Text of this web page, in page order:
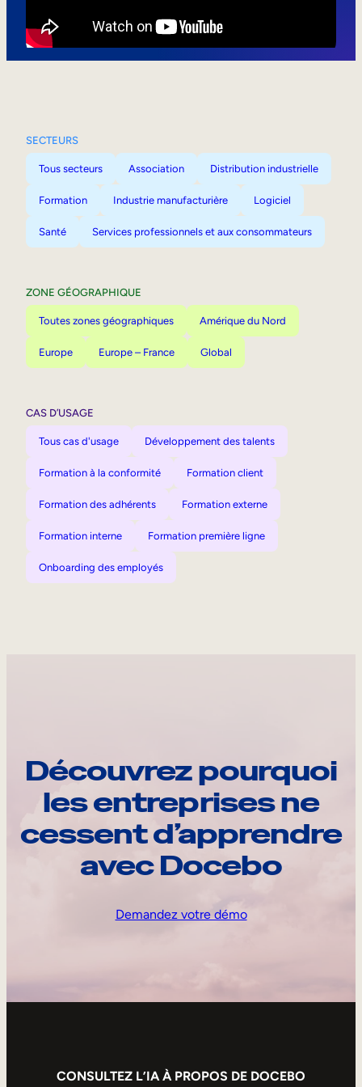
SECTEURS
Tous secteurs Association Distribution industrielle
Formation Industrie manufacturière Logiciel
Santé Services professionnels et aux consommateurs
ZONE GÉOGRAPHIQUE
Toutes zones géographiques Amérique du Nord
Europe Europe – France Global
CAS D’USAGE
Tous cas d'usage Développement des talents
Formation à la conformité Formation client
Formation des adhérents Formation externe
Formation interne Formation première ligne
Onboarding des employés
Découvrez pourquoi
les entreprises ne
cessent d’apprendre
avec Docebo
Demandez votre démo
CONSULTEZ L’IA À PROPOS DE DOCEBO